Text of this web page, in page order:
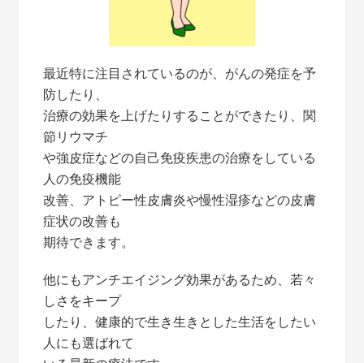
最近特に注目されているのが、がんの発症を予
防したり、
治療の効果を上げたりすることができたり、関
節リウマチ
や強皮症などの自己免疫疾患の治療をしている
人の免疫機能
改善、アトピー性皮膚炎や慢性湿疹などの皮膚
症状の改善も
期待できます。
他にもアンチエイジング効果があるため、若々
しさをキープ
したり、健康的で生き生きとした生活をしたい
人にも選ばれて